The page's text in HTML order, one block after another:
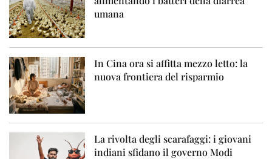
umana
In Cina ora si affitta mezzo letto: la
nuova frontiera del risparmio
La rivolta degli scarafaggi: i giovani
indiani sfidano il governo Modi